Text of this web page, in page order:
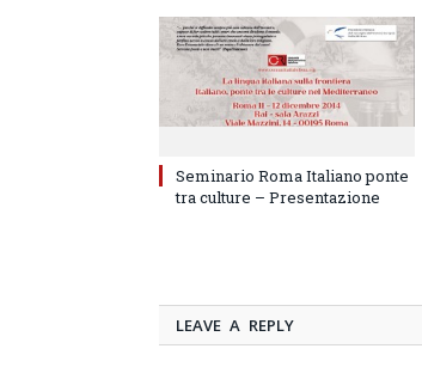
Seminario Roma Italiano ponte
tra culture – Presentazione
LEAVE A REPLY